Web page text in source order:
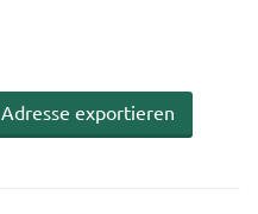
Adres­se ex­por­tie­ren